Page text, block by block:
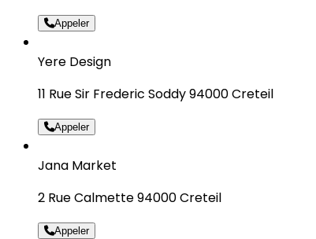
Appeler
Yere Design
11 Rue Sir Frederic Soddy 94000 Creteil
Appeler
Jana Market
2 Rue Calmette 94000 Creteil
Appeler